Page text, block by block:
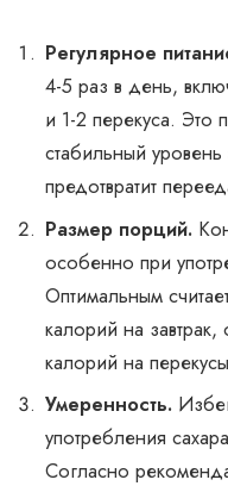
Регулярное
4-5 раз в день,
и 1-2 перекуса. Это
стабильный
предотвратит
Размер порций.
особенно при
Оптимальным
калорий на
калорий на
Умеренность.
употребления
Согласно